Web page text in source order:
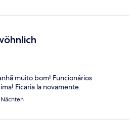
muito bom! Funcionários
Ficaria la novamente.